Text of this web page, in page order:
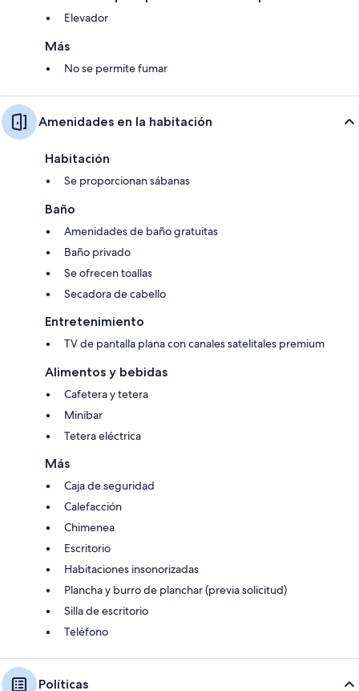
Elevador
Más
No se permite fumar
Amenidades en la habitación
Habitación
Se proporcionan sábanas
Baño
Amenidades de baño gratuitas
Baño privado
Se ofrecen toallas
Secadora de cabello
Entretenimiento
TV de pantalla plana con canales satelitales premium
Alimentos y bebidas
Cafetera y tetera
Minibar
Tetera eléctrica
Más
Caja de seguridad
Calefacción
Chimenea
Escritorio
Habitaciones insonorizadas
Plancha y burro de planchar (previa solicitud)
Silla de escritorio
Teléfono
Políticas